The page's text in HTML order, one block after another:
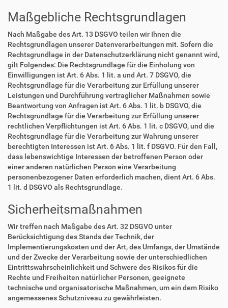
Maßgebliche Rechtsgrundlagen
Nach Maßgabe des Art. 13 DSGVO teilen wir Ihnen die
Rechtsgrundlagen unserer Datenverarbeitungen mit. Sofern die
Rechtsgrundlage in der Datenschutzerklärung nicht genannt wird,
gilt Folgendes: Die Rechtsgrundlage für die Einholung von
Einwilligungen ist Art. 6 Abs. 1 lit. a und Art. 7 DSGVO, die
Rechtsgrundlage für die Verarbeitung zur Erfüllung unserer
Leistungen und Durchführung vertraglicher Maßnahmen sowie
Beantwortung von Anfragen ist Art. 6 Abs. 1 lit. b DSGVO, die
Rechtsgrundlage für die Verarbeitung zur Erfüllung unserer
rechtlichen Verpflichtungen ist Art. 6 Abs. 1 lit. c DSGVO, und die
Rechtsgrundlage für die Verarbeitung zur Wahrung unserer
berechtigten Interessen ist Art. 6 Abs. 1 lit. f DSGVO. Für den Fall,
dass lebenswichtige Interessen der betroffenen Person oder
einer anderen natürlichen Person eine Verarbeitung
personenbezogener Daten erforderlich machen, dient Art. 6 Abs.
1 lit. d DSGVO als Rechtsgrundlage.
Sicherheitsmaßnahmen
Wir treffen nach Maßgabe des Art. 32 DSGVO unter
Berücksichtigung des Stands der Technik, der
Implementierungskosten und der Art, des Umfangs, der Umstände
und der Zwecke der Verarbeitung sowie der unterschiedlichen
Eintrittswahrscheinlichkeit und Schwere des Risikos für die
Rechte und Freiheiten natürlicher Personen, geeignete
technische und organisatorische Maßnahmen, um ein dem Risiko
angemessenes Schutzniveau zu gewährleisten.